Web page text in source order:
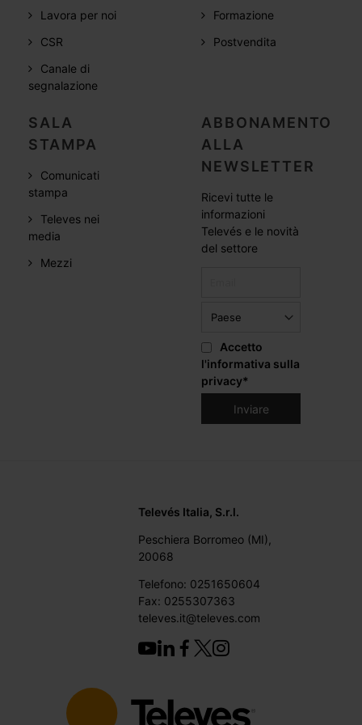
Lavora per noi
CSR
Canale di
segnalazione
Formazione
Postvendita
SALA
STAMPA
Comunicati
stampa
Televes nei
media
Mezzi
ABBONAMENTO
ALLA
NEWSLETTER
Ricevi tutte le
informazioni
Televés e le novità
del settore
Accetto
l'informativa sulla
privacy*
Televés Italia, S.r.l.
Peschiera Borromeo (MI),
20068
Telefono: 0251650604
Fax: 0255307363
televes.it@televes.com